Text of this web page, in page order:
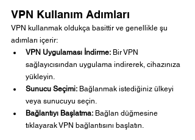
VPN Kullanım Adımları
VPN kullanmak oldukça basittir ve genellikle şu
adımları içerir:
VPN Uygulaması İndirme: Bir VPN
sağlayıcısından uygulama indirerek, cihazınıza
yükleyin.
Sunucu Seçimi: Bağlanmak istediğiniz ülkeyi
veya sunucuyu seçin.
Bağlantıyı Başlatma: Bağlan düğmesine
tıklayarak VPN bağlantısını başlatın.